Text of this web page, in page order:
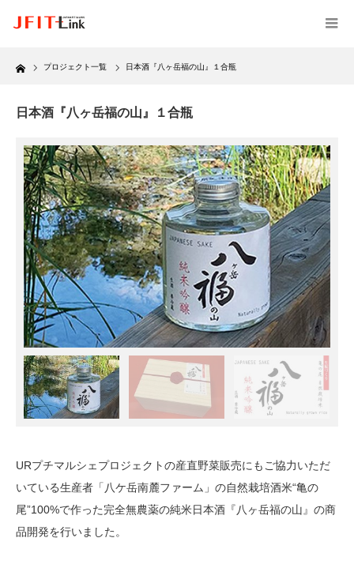
Home プロジェクト一覧 日本酒『八ヶ岳福の山』１合瓶
日本酒『八ヶ岳福の山』１合瓶
URプチマルシェプロジェクトの産直野菜販売にもご協力いただ
いている生産者「八ケ岳南麓ファーム」の自然栽培酒米“亀の
尾”100%で作った完全無農薬の純米日本酒『八ヶ岳福の山』の商
品開発を行いました。